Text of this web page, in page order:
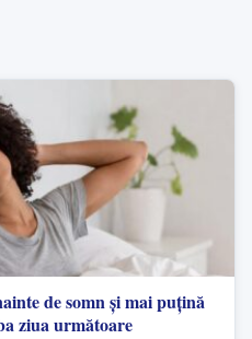
de somn și mai puțină
ziua următoare